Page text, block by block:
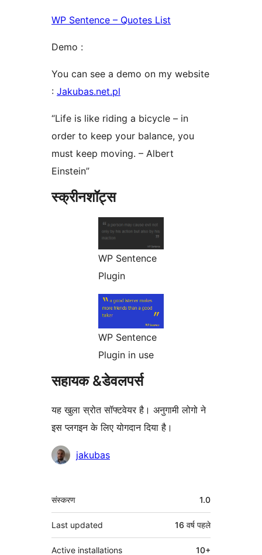
WP Sentence – Quotes List
Demo :
You can see a demo on my website
: Jakubas.net.pl
“Life is like riding a bicycle – in
order to keep your balance, you
must keep moving. – Albert
Einstein”
स्क्रीनशॉट्स
WP Sentence
Plugin
WP Sentence
Plugin in use
सहायक &डेवलपर्स
यह खुला स्रोत सॉफ्टवेयर है। अनुगामी लोगो ने
इस प्लगइन के लिए योगदान दिया है।
योगदानकर्ताjakubas
मेटा
संस्करण 1.0
Last updated 16 वर्ष पहले
Active installations 10+